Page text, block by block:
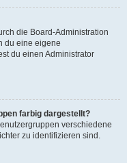
die Board-Administration
du eine eigene
du einen Administrator
farbig dargestellt?
verschiedene
zu identifizieren sind.